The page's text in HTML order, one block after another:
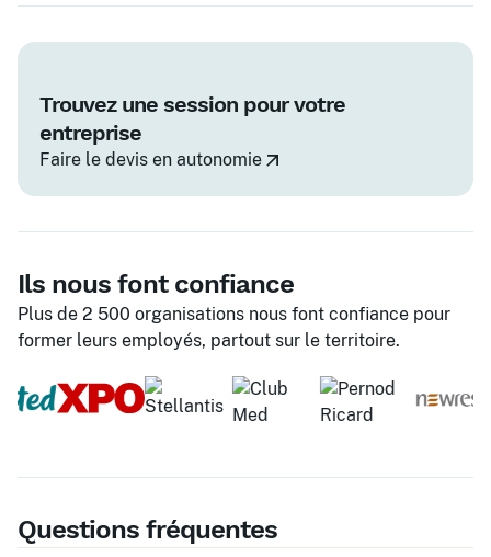
Trouvez une session pour votre
entreprise
Faire le devis en autonomie
Ils nous font confiance
Plus de 2 500 organisations nous font confiance pour
former leurs employés, partout sur le territoire.
Questions fréquentes